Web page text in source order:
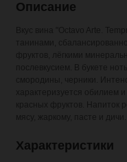
Описание
Характеристики